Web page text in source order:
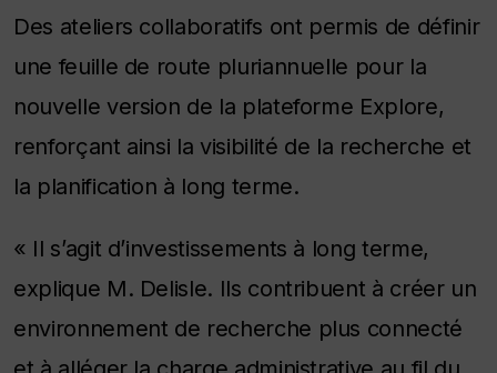
Des ateliers collaboratifs ont permis de définir
une feuille de route pluriannuelle pour la
nouvelle version de la plateforme Explore,
renforçant ainsi la visibilité de la recherche et
la planification à long terme.
« Il s’agit d’investissements à long terme,
explique M. Delisle. Ils contribuent à créer un
environnement de recherche plus connecté